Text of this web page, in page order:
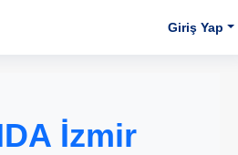
Giriş Yap
İzmir